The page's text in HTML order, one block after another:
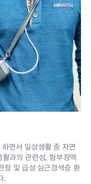
면서 일상생활 중 자연
과의 관련성, 항부정맥
정 및 급성 심근경색증 환
.